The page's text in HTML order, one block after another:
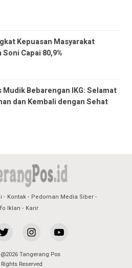
Kepuasan Masyarakat
Capai 80,9%
Bebarengan IKG: Selamat
dan Kembali dengan Sehat
Kontak
Pedoman Media Siber
Iklan
Karir
Tangerang Pos
Reserved